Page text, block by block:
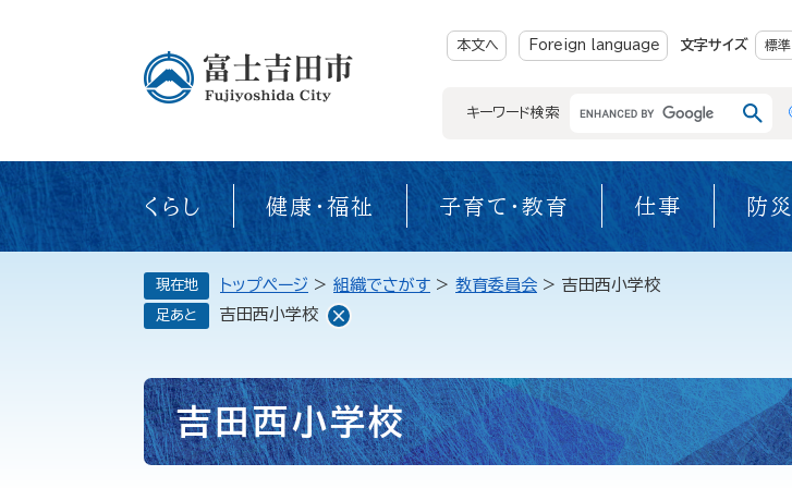
本文へ Foreign language 文字サイズ 標準
キーワード検索
くらし 健康・福祉 子育て・教育 仕事 防災
現在地 トップページ > 組織でさがす > 教育委員会 > 吉田西小学校
足あと 吉田西小学校
本
文
吉田西小学校